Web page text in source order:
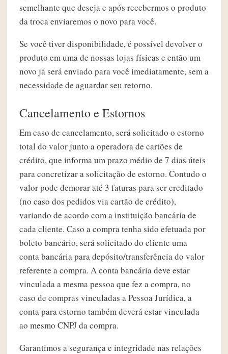
semelhante que deseja e após recebermos o produto
da troca enviaremos o novo para você.
Se você tiver disponibilidade, é possível devolver o
produto em uma de nossas lojas físicas e então um
novo já será enviado para você imediatamente, sem a
necessidade de aguardar seu retorno.
Cancelamento e Estornos
Em caso de cancelamento, será solicitado o estorno
total do valor junto a operadora de cartões de
crédito, que informa um prazo médio de 7 dias úteis
para concretizar a solicitação de estorno. Contudo o
valor pode demorar até 3 faturas para ser creditado
(no caso dos pedidos via cartão de crédito),
variando de acordo com a instituição bancária de
cada cliente. Caso a compra tenha sido efetuada por
boleto bancário, será solicitado do cliente uma
conta bancária para depósito/transferência do valor
referente a compra. A conta bancária deve estar
vinculada a mesma pessoa que fez a compra, no
caso de compras vinculadas a Pessoa Jurídica, a
conta para estorno também deverá estar vinculada
ao mesmo CNPJ da compra.
Garantimos a segurança e integridade nas relações